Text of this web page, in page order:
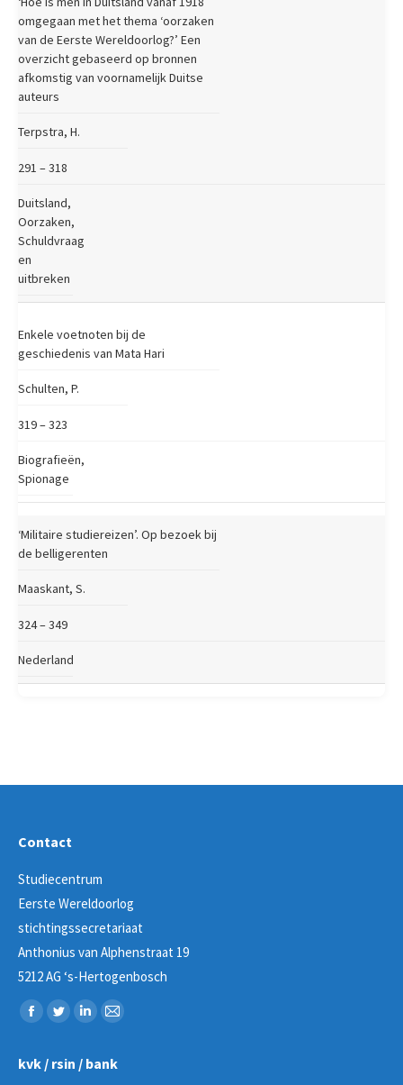
omgegaan met het thema ‘oorzaken
van de Eerste Wereldoorlog?’ Een
overzicht gebaseerd op bronnen
afkomstig van voornamelijk Duitse
auteurs
Terpstra, H.
291 – 318
Duitsland,
Oorzaken,
Schuldvraag
en
uitbreken
Enkele voetnoten bij de
geschiedenis van Mata Hari
Schulten, P.
319 – 323
Biografieën,
Spionage
‘Militaire studiereizen’. Op bezoek bij
de belligerenten
Maaskant, S.
324 – 349
Nederland
Contact
Studiecentrum
Eerste Wereldoorlog
stichtingssecretariaat
Anthonius van Alphenstraat 19
5212 AG ‘s-Hertogenbosch
Vind ons op:
Facebook
opens
Twitter
opens
Linkedin
opens
Mail
opens
kvk / rsin / bank